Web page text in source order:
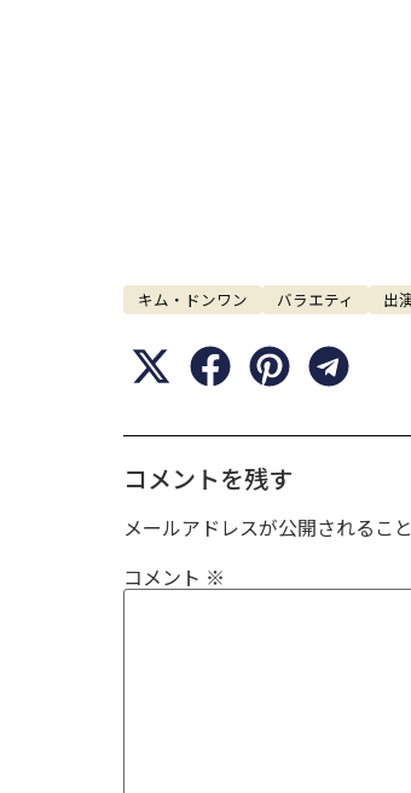
キム・ドンワン バラエティ 出
コメントを残す
メールアドレスが公開されるこ
コメント ※